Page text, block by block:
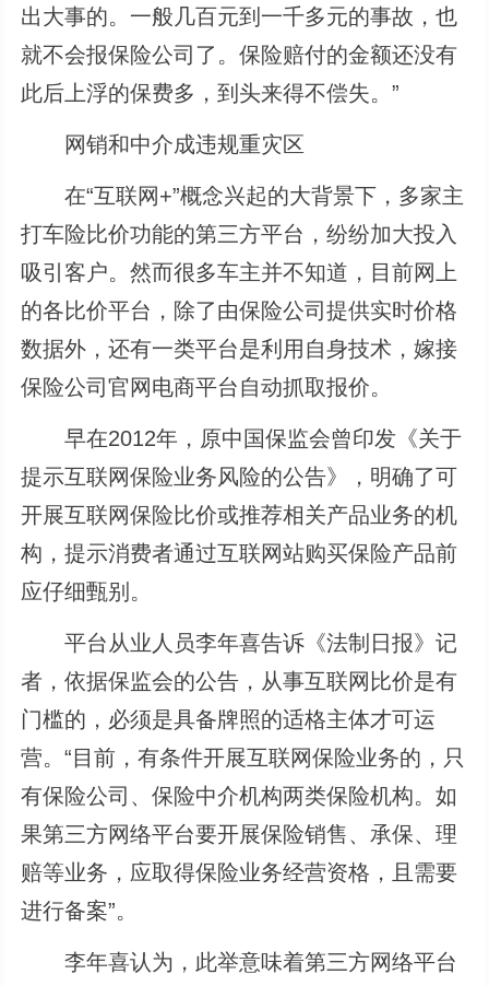
出大事的。一般几百元到一千多元的事故，也
就不会报保险公司了。保险赔付的金额还没有
此后上浮的保费多，到头来得不偿失。”
网销和中介成违规重灾区
在“互联网+”概念兴起的大背景下，多家主
打车险比价功能的第三方平台，纷纷加大投入
吸引客户。然而很多车主并不知道，目前网上
的各比价平台，除了由保险公司提供实时价格
数据外，还有一类平台是利用自身技术，嫁接
保险公司官网电商平台自动抓取报价。
早在2012年，原中国保监会曾印发《关于
提示互联网保险业务风险的公告》，明确了可
开展互联网保险比价或推荐相关产品业务的机
构，提示消费者通过互联网站购买保险产品前
应仔细甄别。
平台从业人员李年喜告诉《法制日报》记
者，依据保监会的公告，从事互联网比价是有
门槛的，必须是具备牌照的适格主体才可运
营。“目前，有条件开展互联网保险业务的，只
有保险公司、保险中介机构两类保险机构。如
果第三方网络平台要开展保险销售、承保、理
赔等业务，应取得保险业务经营资格，且需要
进行备案”。
李年喜认为，此举意味着第三方网络平台